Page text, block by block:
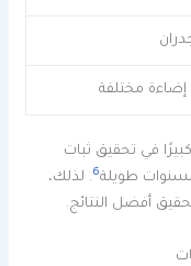
إضاءة مختلفة
في تحقيق ثبات
لسنوات طويلة6. لذلك،
أفضل النتائج.